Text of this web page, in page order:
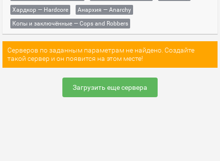
Хардкор — Hardcore
Анархия — Anarchy
Копы и заключённые — Cops and Robbers
Серверов по заданным параметрам не найдено. Создайте
такой сервер и он появится на этом месте!
Загрузить еще сервера